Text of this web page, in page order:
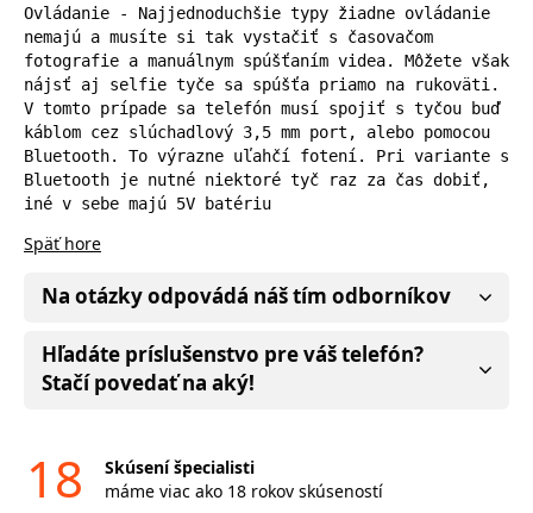
Ovládanie - Najjednoduchšie typy žiadne ovládanie
nemajú a musíte si tak vystačiť s časovačom
fotografie a manuálnym spúšťaním videa. Môžete však
nájsť aj selfie tyče sa spúšťa priamo na rukoväti.
V tomto prípade sa telefón musí spojiť s tyčou buď
káblom cez slúchadlový 3,5 mm port, alebo pomocou
Bluetooth. To výrazne uľahčí fotení. Pri variante s
Bluetooth je nutné niektoré tyč raz za čas dobiť,
iné v sebe majú 5V batériu
Späť hore
Na otázky odpovádá náš tím odborníkov
Hľadáte príslušenstvo pre váš telefón?
Stačí povedať na aký!
18
Skúsení špecialisti
máme viac ako 18 rokov skúseností